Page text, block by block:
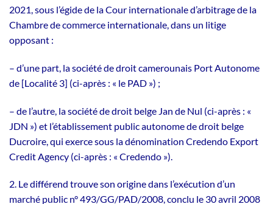
2021, sous l’égide de la Cour internationale d’arbitrage de la
Chambre de commerce internationale, dans un litige
opposant :
– d’une part, la société de droit camerounais Port Autonome
de [Localité 3] (ci-après : « le PAD ») ;
– de l’autre, la société de droit belge Jan de Nul (ci-après : «
JDN ») et l’établissement public autonome de droit belge
Ducroire, qui exerce sous la dénomination Credendo Export
Credit Agency (ci-après : « Credendo »).
2. Le différend trouve son origine dans l’exécution d’un
marché public n° 493/GG/PAD/2008, conclu le 30 avril 2008